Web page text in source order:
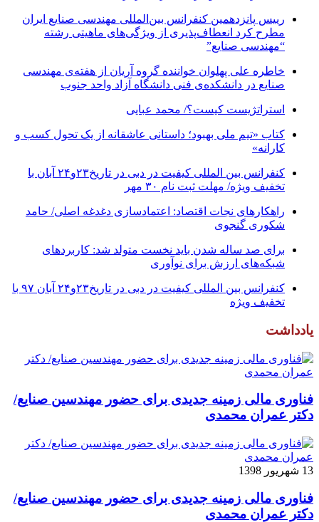
رییس پانزدهمین کنفرانس بین‌المللی مهندسی صنایع ایران
مطرح کرد انعطاف‌پذیری از ویژگی‌های ماهیتی رشته
“مهندسی صنایع”
خاطره علی پهلوان خواننده گروه آریان از هفته‌ی مهندسی
صنایع در دانشکده‌ی فنی دانشگاه آزاد واحد جنوب
استراتژیست کیست؟‬/ محمد عبایی
کتاب «تیم ملی بهبود؛ داستانی عاشقانه از یک تحول کسب و
کارانه»
کنفرانس بین المللی کیفیت در دبی در تاریخ۲۳و۲۴ آبان با
تخفیف ویژه/ مهلت ثبت نام ۳۰ مهر
راهکارهای نجات اقتصاد: اعتمادسازی دغدغه اصلی/ حامد
شکوری گنجوی
برای صد ساله شدن باید نخست متولد شد: کاربردهای
شبکه‌های ارزش برای نوآوری
کنفرانس بین المللی کیفیت در دبی در تاریخ۲۳و۲۴ آبان ۹۷ با
تخفیف ویژه
یادداشت
فناوری مالی زمینه جدیدی برای حضور مهندسین صنایع/
دکتر عمران محمدی
13 شهریور 1398
فناوری مالی زمینه جدیدی برای حضور مهندسین صنایع/
دکتر عمران محمدی